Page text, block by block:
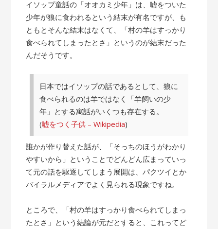
話”
イソップ童話の「オオカミ少年」は、嘘をついた
少年が狼に食われるという結末が有名ですが、も
ともとそんな結末はなくて、「村の羊はすっかり
食べられてしまったとさ」というのが結末だった
んだそうです。
日本ではイソップの話であるとして、狼に
食べられるのは羊ではなく「羊飼いの少
年」とする寓話がいくつも存在する。
(嘘をつく子供 – Wikipedia)
誰かが作り替えた話が、「そっちのほうがわかり
やすいから」ということでどんどん広まっていっ
て元の話を駆逐してしまう展開は、パクツイとか
バイラルメディアでよく見られる現象ですね。
ところで、「村の羊はすっかり食べられてしまっ
たとさ」という結論が元だとすると、これってど